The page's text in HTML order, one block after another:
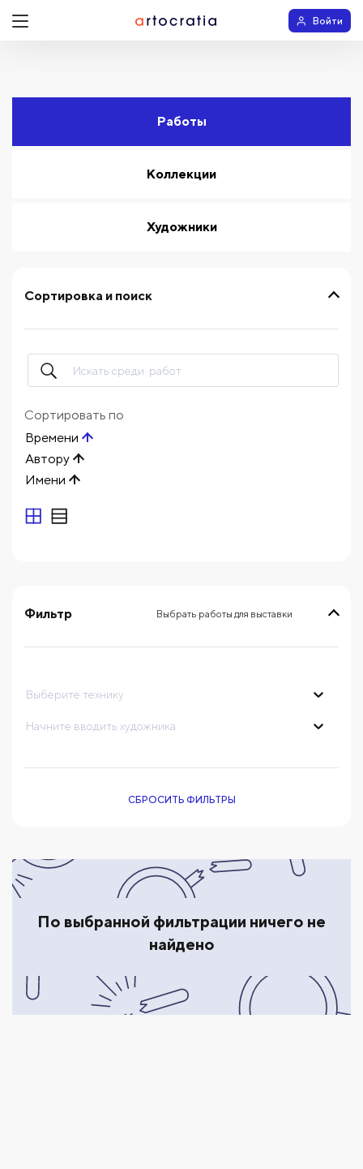
Войти
Работы
Коллекции
Художники
Фильтр Выбрать работы для выставки
выберите технику
Начните вводить художника
СБРОСИТЬ ФИЛЬТРЫ
Сортировка и поиск
Сортировать по
Времени
Автору
Имени
По выбранной фильтрации ничего не
найдено